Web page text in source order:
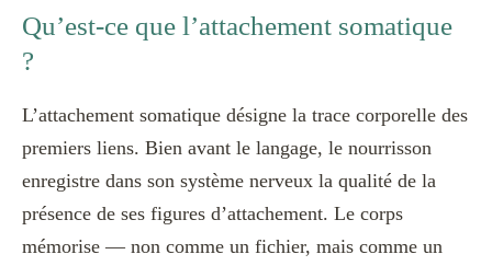
Qu’est-ce que l’attachement somatique
?
L’attachement somatique désigne la trace corporelle des
premiers liens. Bien avant le langage, le nourrisson
enregistre dans son système nerveux la qualité de la
présence de ses figures d’attachement. Le corps
mémorise — non comme un fichier, mais comme un